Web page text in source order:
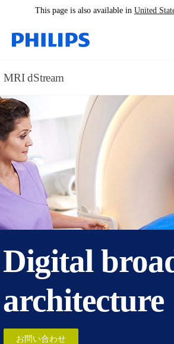
This page is also available in United
MRI dStream
Digital
architecture
お問い合わせ